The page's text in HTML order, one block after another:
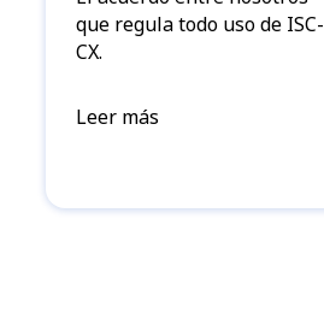
que regula todo uso de ISC-
CX.
Leer más